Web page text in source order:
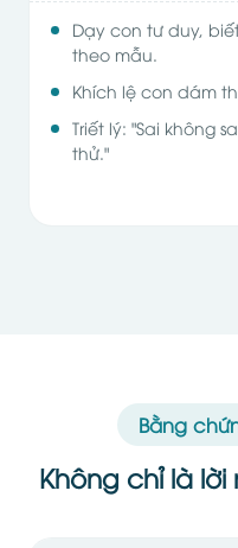
Dạy con tư duy,
theo mẫu.
Khích lệ con dám
Triết lý: "Sai không
thử."
Bằng
Không chỉ là